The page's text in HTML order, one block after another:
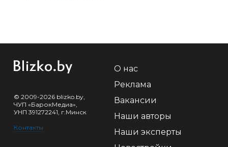
© 2009-2026 blizko.by,
ЧУП «БарокМедиа»,
УНП 391272241, г.Минск
Контакты
О нас
Реклама
Вакансии
Наши авторы
Наши эксперты